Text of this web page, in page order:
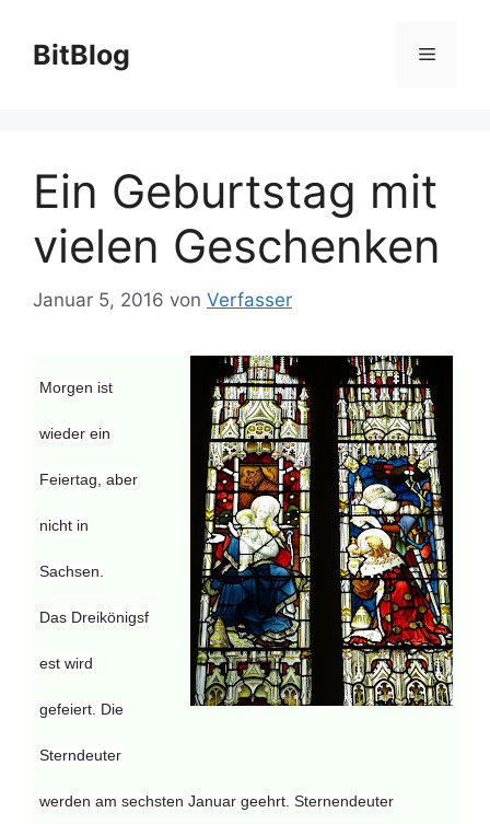
Inhalt
springen
BitBlog Menü
Ein Geburtstag mit
vielen Geschenken
Januar 5, 2016 von Verfasser
Morgen ist
wieder ein
Feiertag, aber
nicht in
Sachsen.
Das Dreikönigsf
est wird
gefeiert. Die
Sterndeuter
werden am sechsten Januar geehrt. Sternendeuter